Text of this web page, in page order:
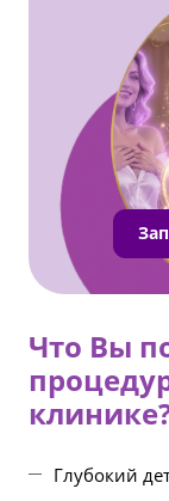
Что Вы
Глубокий